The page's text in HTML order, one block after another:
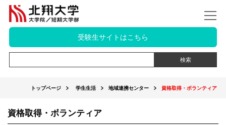
受験生サイトはこちら
トップページ 学生生活 地域連携センター 資格取得・ボランティア
資格取得・ボランティア